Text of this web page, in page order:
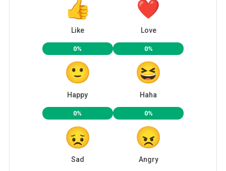
Like Love
0%
Happy
0%
Haha
0%
Sad
0%
Angry